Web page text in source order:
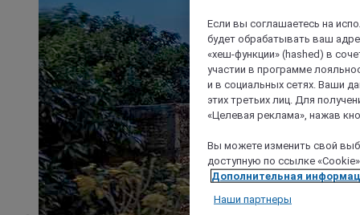
Если вы соглашаетесь на
будет обрабатывать ваш
«хеш-функции» (hashed) в
участии в программе
и в социальных сетях. Ваши
этих третьих лиц. Для
«Целевая реклама», нажав
Вы можете изменить свой
доступную по ссылке
Дополнительная
Наши партнеры